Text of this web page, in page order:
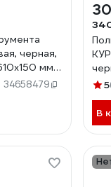
черная,
мм
34658479 5
В